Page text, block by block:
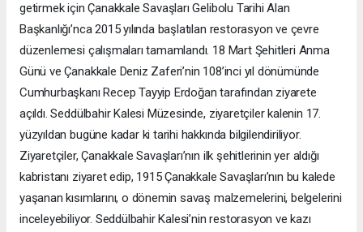
getirmek için Çanakkale Savaşları Gelibolu Tarihi Alan
Başkanlığı’nca 2015 yılında başlatılan restorasyon ve çevre
düzenlemesi çalışmaları tamamlandı. 18 Mart Şehitleri Anma
Günü ve Çanakkale Deniz Zaferi’nin 108’inci yıl dönümünde
Cumhurbaşkanı Recep Tayyip Erdoğan tarafından ziyarete
açıldı. Seddülbahir Kalesi Müzesinde, ziyaretçiler kalenin 17.
yüzyıldan bugüne kadar ki tarihi hakkında bilgilendiriliyor.
Ziyaretçiler, Çanakkale Savaşları’nın ilk şehitlerinin yer aldığı
kabristanı ziyaret edip, 1915 Çanakkale Savaşları’nın bu kalede
yaşanan kısımlarını, o dönemin savaş malzemelerini, belgelerini
inceleyebiliyor. Seddülbahir Kalesi’nin restorasyon ve kazı